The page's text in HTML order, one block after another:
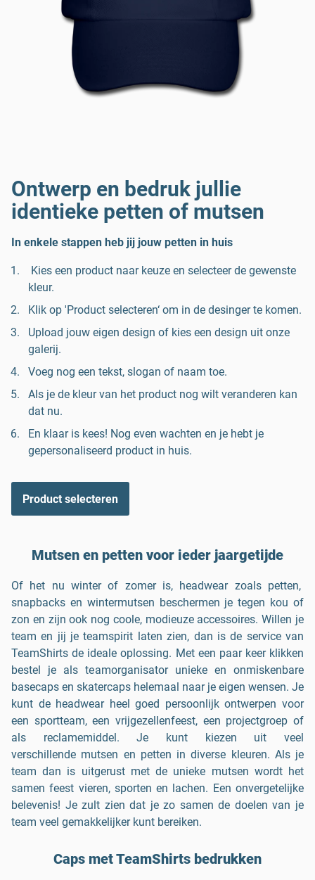
Ontwerp en bedruk jullie
identieke petten of mutsen
In enkele stappen heb jij jouw petten in huis
Kies een product naar keuze en selecteer de gewenste
kleur.
Klik op 'Product selecteren‘ om in de desinger te komen.
Upload jouw eigen design of kies een design uit onze
galerij.
Voeg nog een tekst, slogan of naam toe.
Als je de kleur van het product nog wilt veranderen kan
dat nu.
En klaar is kees! Nog even wachten en je hebt je
gepersonaliseerd product in huis.
Product selecteren
Mutsen en petten voor ieder jaargetijde
Of het nu winter of zomer is, headwear zoals petten,
snapbacks en wintermutsen beschermen je tegen kou of
zon en zijn ook nog coole, modieuze accessoires. Willen je
team en jij je teamspirit laten zien, dan is de service van
TeamShirts de ideale oplossing. Met een paar keer klikken
bestel je als teamorganisator unieke en onmiskenbare
basecaps en skatercaps helemaal naar je eigen wensen. Je
kunt de headwear heel goed persoonlijk ontwerpen voor
een sportteam, een vrijgezellenfeest, een projectgroep of
als reclamemiddel. Je kunt kiezen uit veel
verschillende mutsen en petten in diverse kleuren. Als je
team dan is uitgerust met de unieke mutsen wordt het
samen feest vieren, sporten en lachen. Een onvergetelijke
belevenis! Je zult zien dat je zo samen de doelen van je
team veel gemakkelijker kunt bereiken.
Caps met TeamShirts bedrukken